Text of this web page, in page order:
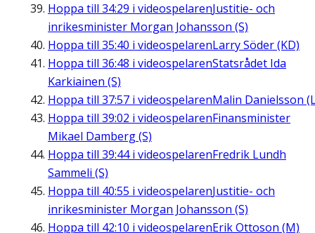
Hoppa till 34:29 i videospelarenJustitie- och
inrikesminister Morgan Johansson (S)
Hoppa till 35:40 i videospelarenLarry Söder (KD)
Hoppa till 36:48 i videospelarenStatsrådet Ida
Karkiainen (S)
Hoppa till 37:57 i videospelarenMalin Danielsson
Hoppa till 39:02 i videospelarenFinansminister
Mikael Damberg (S)
Hoppa till 39:44i videospelarenFredrik Lundh
Sammeli (S)
Hoppa till 40:55 i videospelarenJustitie- och
inrikesminister Morgan Johansson (S)
Hoppa till 42:10 i videospelarenErik Ottoson (M)